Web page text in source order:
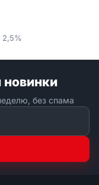
2,5%
новинки
без спама